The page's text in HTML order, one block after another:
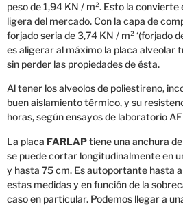
pesode1,94 KN / m². Esto la convierte
ligera del mercado.Con la capa de
forjadoseria de3,74 KN / m²‘(forjado
esaligeraral máximo la placa alveolar
sin perder las propiedadesde ésta.
Altener losalveolosde poliestireno,
buenaislamientotérmico,y su
horas, segúnensayosde laboratorio
La placa FARLAPtiene una anchura de
se puede cortar longitudinalmenteen
y hasta 75 cm. Esautoportante hasta a
estas medidasy en funciónde la
casoen particular. Podemos llegar a